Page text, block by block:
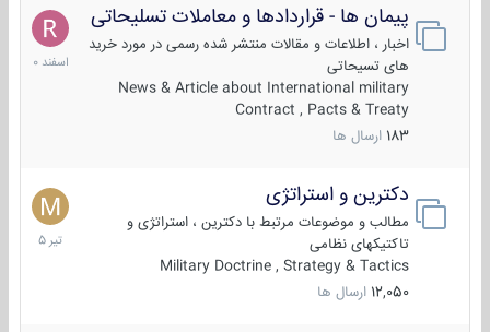
پیمان ها - قراردادها و معاملات تسلیحاتی
اخبار ، اطلاعات و مقالات منتشر شده رسمی در مورد خرید
های تسیحاتی
News & Article about International military
Contract , Pacts & Treaty
183 ارسال ها
7
اسفند
1400
دکترین و استراتژی
مطالب و موضوعات مرتبط با دکترین ، استراتژی و
تاکتیکهای نظامی
Military Doctrine , Strategy & Tactics
12,050 ارسال ها
27
تیر
1405